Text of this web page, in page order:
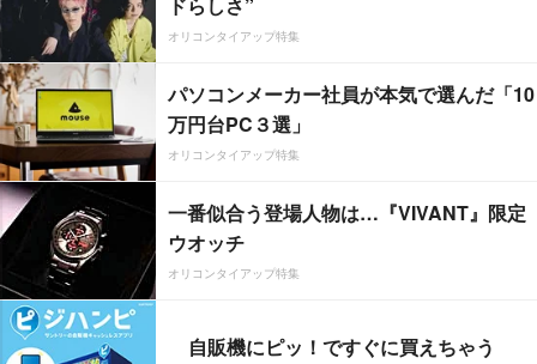
ドらしさ”
オリコンタイアップ特集
パソコンメーカー社員が本気で選んだ「10
万円台PC３選」
オリコンタイアップ特集
一番似合う登場人物は…『VIVANT』限定
ウオッチ
オリコンタイアップ特集
自販機にピッ！ですぐに買えちゃう